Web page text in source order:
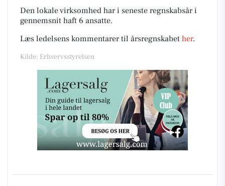
Den lokale virksomhed har i seneste regnskabsår i
gennemsnit haft 6 ansatte.
Læs ledelsens kommentarer til årsregnskabet her.
Kilde: Erhvervsstyrelsen